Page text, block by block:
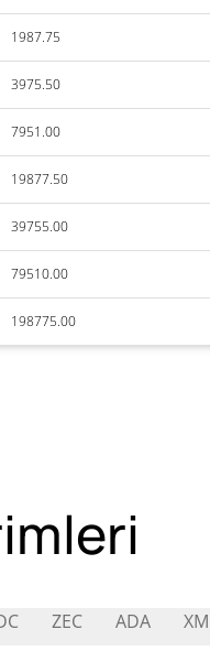
1987.75
3975.50
7951.00
19877.50
39755.00
79510.00
198775.00
ZEC ADA